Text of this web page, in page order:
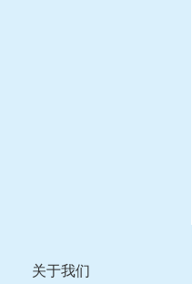
关于我们